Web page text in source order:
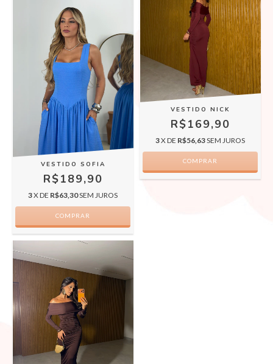
VESTIDO SOFIA
R$189,90
3X DE R$63,30SEM JUROS
COMPRAR
VESTIDO NICK
R$169,90
3X DE R$56,63SEM JUROS
COMPRAR